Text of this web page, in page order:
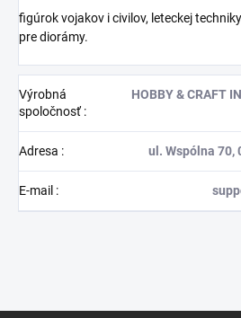
figúrok vojakov i civilov, leteckej
pre diorámy.
Výrobná
spoločnosť:
HOBBY & CRAFT
Adresa : ul. Wspólna 70,
E-mail :